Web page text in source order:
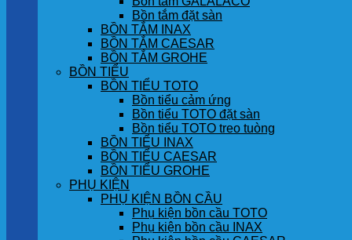
Bồn tắm đặt sàn
BỒN TẮM INAX
BỒN TẮM CAESAR
BỒN TẮM GROHE
BỒN TIỂU
BỒN TIỂU TOTO
Bồn tiểu cảm ứng
Bồn tiểu TOTO đặt sàn
Bồn tiểu TOTO treo tuòng
BỒN TIỂU INAX
BỒN TIỂU CAESAR
BỒN TIỂU GROHE
PHỤ KIỆN
PHỤ KIỆN BỒN CẦU
Phụ kiện bồn cầu TOTO
Phụ kiện bồn cầu INAX